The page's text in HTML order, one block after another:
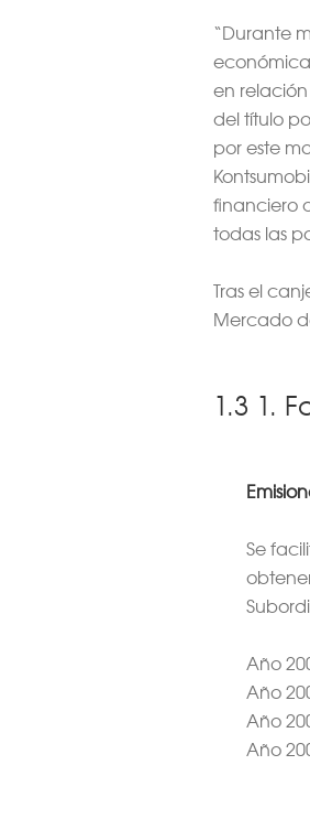
“Durante
en
del título
por este
financiero
todas las
Tras el
Mercado
1.3 1.
Se
Año
Año
Año
Año